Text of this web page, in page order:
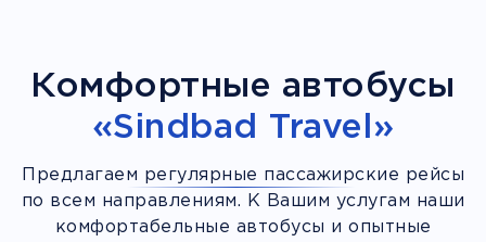
Комфортные автобусы
«Sindbad Travel»
Предлагаем регулярные пассажирские рейсы
по всем направлениям. К Вашим услугам наши
комфортабельные автобусы и опытные